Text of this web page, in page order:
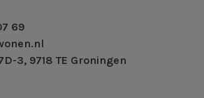
69
3, 9718 TE Groningen